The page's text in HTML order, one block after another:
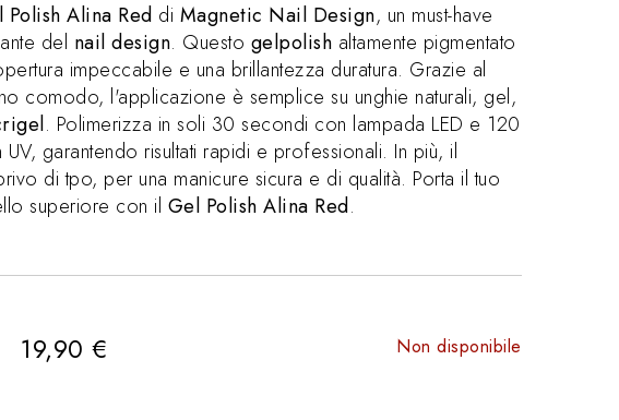
Polish Alina Red di Magnetic Nail Design, un must-have
del nail design. Questo gelpolish altamente pigmentato
impeccabile e una brillantezza duratura. Grazie al
comodo, l'applicazione è semplice su unghie naturali, gel,
. Polimerizza in soli 30 secondi con lampada LED e 120
garantendo risultati rapidi e professionali. In più, il
di tpo, per una manicure sicura e di qualità. Porta il tuo
superiore con il Gel Polish Alina Red.
19,90€ Non disponibile